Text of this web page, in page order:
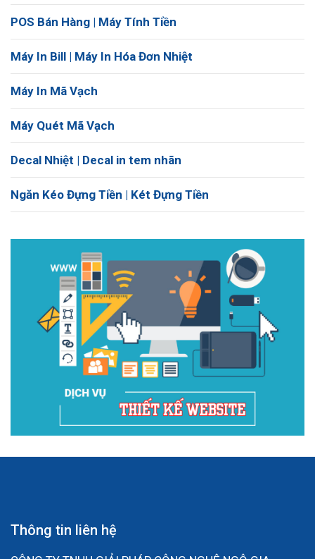
POS Bán Hàng | Máy Tính Tiền
Máy In Bill | Máy In Hóa Đơn Nhiệt
Máy In Mã Vạch
Máy Quét Mã Vạch
Decal Nhiệt | Decal in tem nhãn
Ngăn Kéo Đựng Tiền | Két Đựng Tiền
Thông tin liên hệ